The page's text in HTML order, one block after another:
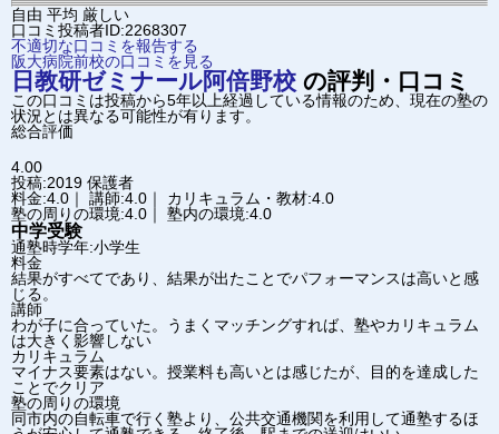
自由 平均 厳しい
口コミ投稿者ID:2268307
不適切な口コミを報告する
阪大病院前校の口コミを見る
日教研ゼミナール阿倍野校 の評判・口コミ
この口コミは投稿から5年以上経過している情報のため、現在の塾の
状況とは異なる可能性が有ります。
総合評価
4.00
投稿:2019 保護者
料金:4.0｜ 講師:4.0｜ カリキュラム・教材:4.0
塾の周りの環境:4.0｜ 塾内の環境:4.0
中学受験
通塾時学年:小学生
料金
結果がすべてであり、結果が出たことでパフォーマンスは高いと感
じる。
講師
わが子に合っていた。うまくマッチングすれば、塾やカリキュラム
は大きく影響しない
カリキュラム
マイナス要素はない。授業料も高いとは感じたが、目的を達成した
ことでクリア
塾の周りの環境
同市内の自転車で行く塾より、公共交通機関を利用して通塾するほ